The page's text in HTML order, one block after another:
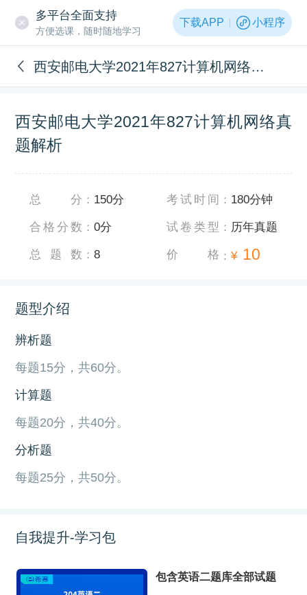
多平台全面支持
方便选课，随时随地学习
下载APP 小程序
西安邮电大学2021年827计算机网络真题解析
西安邮电大学2021年827计算机网络真
题解析
总分 ： 150分
合格分数 ：0分
总题数 ：8
考试时间 ： 180分钟
试卷类型 ： 历年真题
价格 ：¥ 10
题型介绍
辨析题
每题15分，共60分。
计算题
每题20分，共40分。
分析题
每题25分，共50分。
自我提升-学习包
包含英语二题库全部试题